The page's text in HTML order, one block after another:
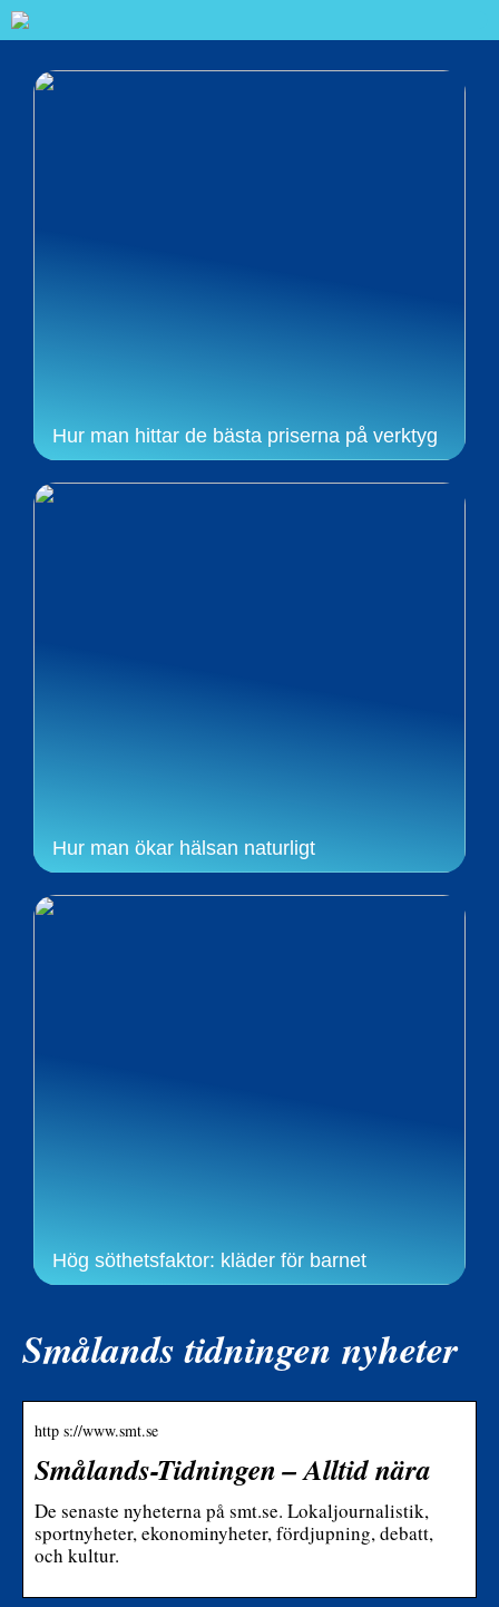
Hur man hittar de bästa priserna på verktyg
Hur man ökar hälsan naturligt
Hög söthetsfaktor: kläder för barnet
Smålands tidningen nyheter
http s://www.smt.se
Smålands-Tidningen – Alltid nära
De senaste nyheterna på smt.se. Lokaljournalistik,
sportnyheter, ekonominyheter, fördjupning, debatt,
och kultur.